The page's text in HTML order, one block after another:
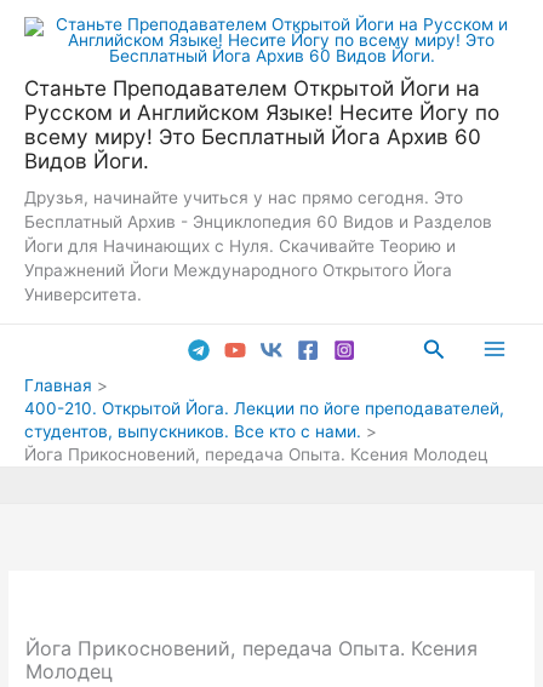
Перейти
Станьте Преподавателем Открытой Йоги на
Русском и Английском Языке! Несите Йогу по
всему миру! Это Бесплатный Йога Архив 60
Видов Йоги.
Друзья, начинайте учиться у нас прямо сегодня. Это
Бесплатный Архив - Энциклопедия 60 Видов и Разделов
Йоги для Начинающих с Нуля. Скачивайте Теорию и
Упражнений Йоги Международного Открытого Йога
Университета.
Поиск
Главная
400-210. Открытой Йога. Лекции по йоге преподавателей,
студентов, выпускников. Все кто с нами.
Йога Прикосновений, передача Опыта. Ксения Молодец
Йога Прикосновений, передача Опыта. Ксения
Молодец